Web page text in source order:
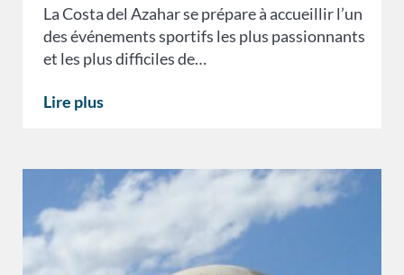
La Costa del Azahar se prépare à accueillir l’un
des événements sportifs les plus passionnants
et les plus difficiles de…
Lire plus